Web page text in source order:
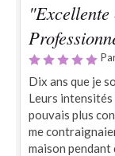
Dix ans que je
Leurs
pouvais plus
me
maison